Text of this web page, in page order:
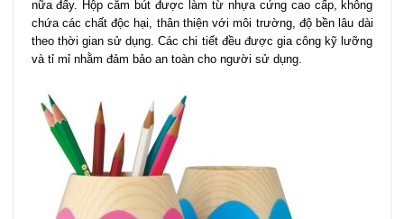
nữa đấy. Hộp cắm bút được làm từ nhựa cứng cao cấp, không
chứa các chất độc hại, thân thiện với môi trường, độ bền lâu dài
theo thời gian sử dụng. Các chi tiết đều được gia công kỹ lưỡng
và tỉ mỉ nhằm đảm bảo an toàn cho người sử dụng.